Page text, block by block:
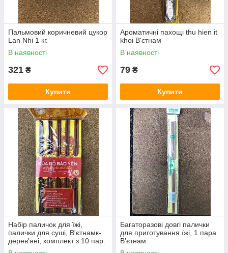
Пальмовий коричневий цукор
Lan Nhi 1 кг.
В наявності
321 ₴
Купити
Ароматичні пахощі thu hien it
khoi В'єтнам
В наявності
79 ₴
Купити
Набір паличок для їжі,
палички для суші, В'єтнамк-
дерев'яні, комплект з 10 пар.
Багаторазові довгі палички
для приготування їжі, 1 пара
В'єтнам.